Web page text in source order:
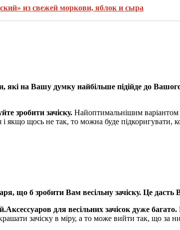
из свежей моркови, яблок и сыра
які на Вашу думку найбільше підійде до
зробити зачіску. Найоптимальнішим варіантом
якщо щось не так, то можна буде підкоригувати,
що б зробити Вам весільну зачіску. Це дасть
для весільних зачісок дуже багато.
зачіску в міру, а то може вийти так, що за